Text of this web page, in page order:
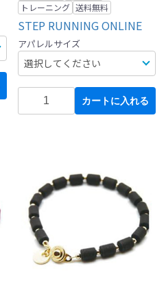
トレーニング 送料無料
STEP RUNNING ONLINE
アパレルサイズ
カートに入れる